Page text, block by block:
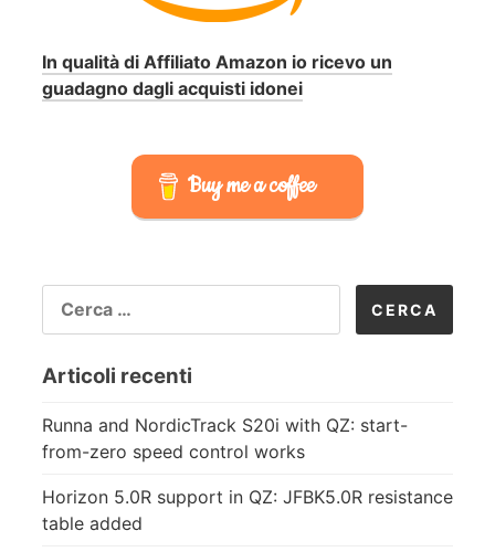
In qualità di Affiliato Amazon io ricevo un
guadagno dagli acquisti idonei
Buy me a coffee
PER:
Articoli recenti
Runna and NordicTrack S20i with QZ: start-
from-zero speed control works
Horizon 5.0R support in QZ: JFBK5.0R resistance
table added